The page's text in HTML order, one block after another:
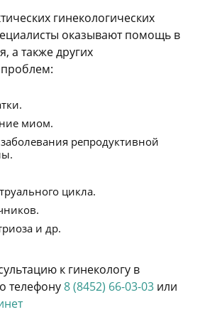
гинекологических
оказывают помощь в
а также других
проблем:
миом.
репродуктивной
цикла.
и др.
к гинекологу в
телефону8 (8452) 66-03-03 или